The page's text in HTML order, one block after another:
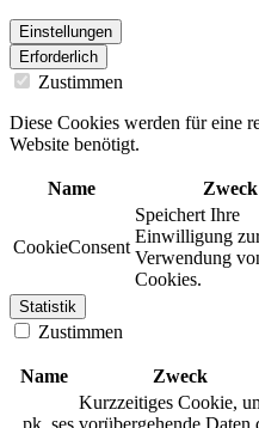
Einstellungen
Erforderlich
Zustimmen
Diese Cookies werden für eine
Website benötigt.
Name Zweck
CookieConsent
Speichert Ihre
Einwilligung
Verwendung
Cookies.
Statistik
Zustimmen
Name Zweck
_pk_ses
Kurzzeitiges Cookie,
vorübergehende Daten